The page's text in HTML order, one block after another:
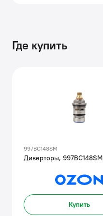
Где купить
997BC148SM
Диверторы, 997BC148SM
Купить